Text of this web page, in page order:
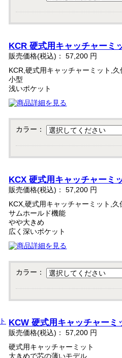
KCR 硬式用キャッチャーミ
販売価格(税込)：57,200 円
KCR,硬式用キャッチャーミット,
小型
浅いポケット
カラー：
KCX 硬式用キャッチャーミ
販売価格(税込)：57,200 円
KCX,硬式用キャッチャーミット,
サムホールド機能
やや大きめ
広く深いポケット
カラー：
KCW 硬式用キャッチャーミ
販売価格(税込)：57,200 円
硬式用キャッチャーミット
大きめで芯の薄いモデル